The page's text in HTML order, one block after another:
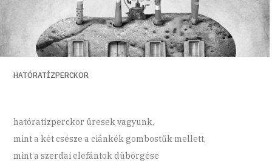
HATÓRATÍZPERCKOR
hatóratízperckor üresek vagyunk,
mint a két csésze a ciánkék gombostűk mellett,
mint a szerdai elefántok dübörgése